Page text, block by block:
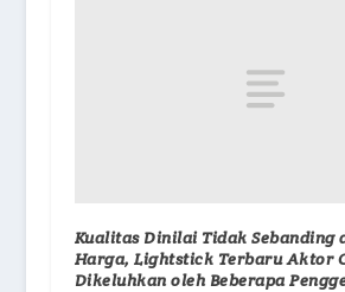
Kualitas Dinilai Tidak Sebanding
Harga, Lightstick Terbaru Aktor
Dikeluhkan oleh Beberapa